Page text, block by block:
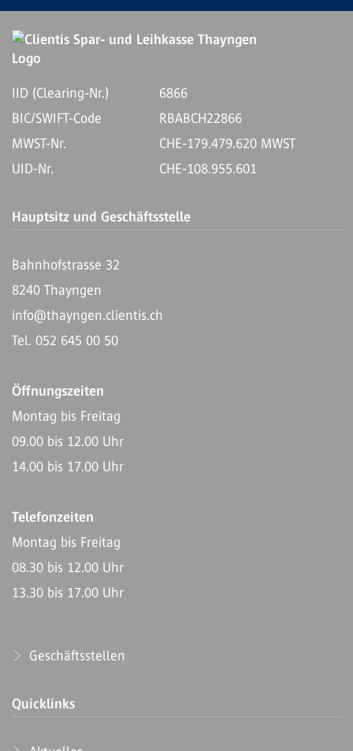
IID (Clearing-Nr.)
6866
BIC/SWIFT-Code
RBABCH22866
MWST-Nr.
CHE-179.479.620 MWST
UID-Nr.
CHE-108.955.601
Hauptsitz und Geschäftsstelle
Bahnhofstrasse 32
8240 Thayngen
info@thayngen.clientis.ch
Tel. 052 645 00 50
Öffnungszeiten
Montag bis Freitag
09.00 bis 12.00 Uhr
14.00 bis 17.00 Uhr
Telefonzeiten
Montag bis Freitag
08.30 bis 12.00 Uhr
13.30 bis 17.00 Uhr
Geschäftsstellen
Quicklinks